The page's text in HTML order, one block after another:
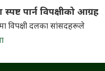
पार्न विपक्षीको आग्रह
विपक्षी दलका सांसदहरूले